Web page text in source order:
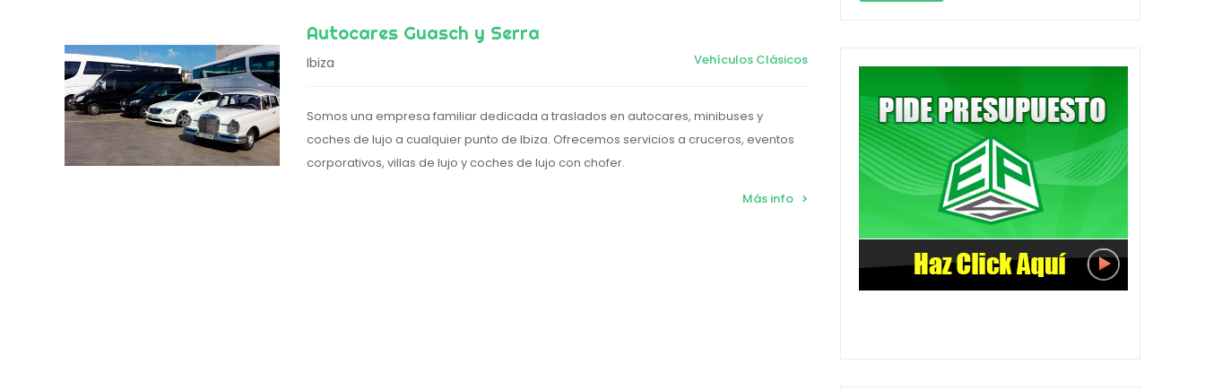
Vehículos Clásicos
Autocares Guasch y Serra
Ibiza
Somos una empresa familiar dedicada a traslados en autocares, minibuses y
coches de lujo a cualquier punto de Ibiza. Ofrecemos servicios a cruceros, eventos
corporativos, villas de lujo y coches de lujo con chofer.
Más info